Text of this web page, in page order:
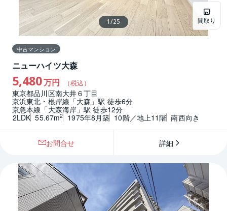
間取り
1/25
中古マンション
ニューハイツ大森
5,480万円 （税込）
東京都品川区南大井６丁目
京浜東北・根岸線「大森」駅 徒歩6分
京急本線「大森海岸」駅 徒歩12分
2LDK 55.67m2 1975年8月築 10階／地上11階 南西向き
お問合せ 詳細